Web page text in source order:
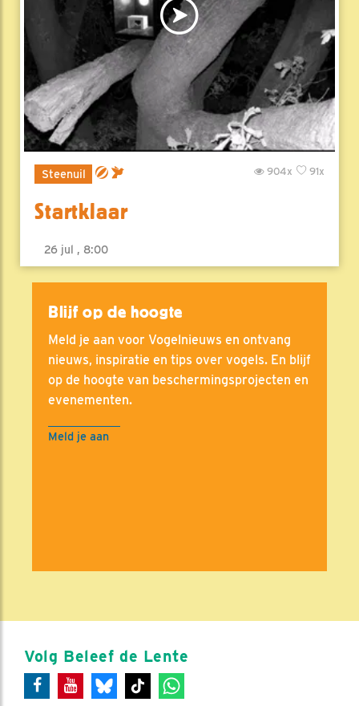
Steenuil 91x
904x
Startklaar
26 jul , 8:00
Blijf op de hoogte
Meld je aan voor Vogelnieuws en ontvang
nieuws, inspiratie en tips over vogels. En blijf
op de hoogte van beschermingsprojecten en
evenementen.
Meld je aan
Volg Beleef de Lente